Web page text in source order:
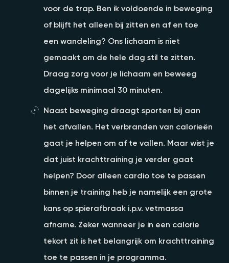
voor de trap. Ben ik voldoende in beweging
of blijft het alleen bij zitten en af en toe
een wandeling? Ons lichaam is niet
gemaakt om de hele dag stil te zitten.
Draag zorg voor je lichaam en beweeg
dagelijks minimaal 30 minuten.
Naast beweging draagt sporten bij aan
het afvallen. Het verbranden van calorieën
gaat je helpen om af te vallen. Maar wist je
dat juist krachttraining je verder gaat
helpen? Door alleen cardio toe te passen
binnen je training heb je namelijk een grote
kans op spierafbraak i.p.v. vetmassa
afname. Zeker wanneer je in een calorie
tekort zit is het belangrijk om krachttraining
toe te passen in je programma.